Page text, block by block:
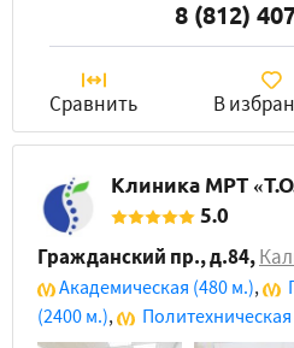
8 (812)
Сравнить В
Клиника МРТ
5.0
Гражданский пр., д.84,
Академическая (480 м.),
(2400 м.), Политехническая